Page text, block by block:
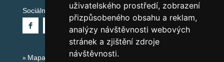
uživatelského prostředí, zobrazení
přizpůsobeného obsahu a reklam,
analýzy návštěvnosti webových
stránek a zjištění zdroje
návštěvnosti.
Sociální sítě:
Mapa serveru Šumava